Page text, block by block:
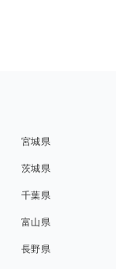
宮城県
茨城県
千葉県
富山県
長野県